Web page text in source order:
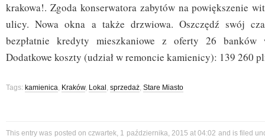
krakowa!. Zgoda konserwatora zabytów na powiększenie
ulicy. Nowa okna a także drzwiowa. Oszczędź swój
bezpłatnie kredyty mieszkaniowe z oferty 26 banków
Dodatkowe koszty (udział w remoncie kamienicy): 139 260
Tags: kamienica, Kraków, Lokal , sprzedaż, Stare Miasto
This entry was posted on czwartek, 1 października, 2015 at 04:02 and is filed